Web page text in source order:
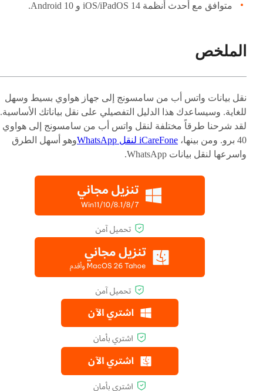
متوافق مع أحدث أنظمة iOS/iPadOS 14 و Android 10.
الملخص
نقل بيانات واتس أب من سامسونج إلى جهاز هواوي بسيط وسهل
للغاية. وسيساعدك هذا الدليل التفصيلي على نقل بياناتك الأساسية.
40 برو. ومن بينها، iCareFone لنقل WhatsApp
وهو أسهل الطرق
واسرعها لنقل بيانات WhatsApp.